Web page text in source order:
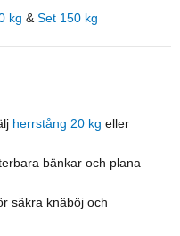
kg & Set 150 kg
herrstång 20 kg eller
bänkar och plana
säkra knäböj och